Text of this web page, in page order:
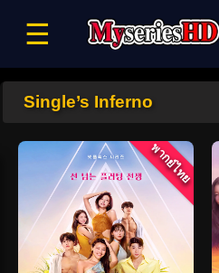
☰
Single’s Inferno
พากย์ไทย